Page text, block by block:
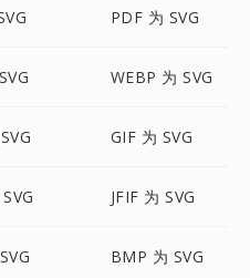
PDF 为 SVG
WEBP 为 SVG
GIF 为 SVG
JFIF 为 SVG
BMP 为 SVG